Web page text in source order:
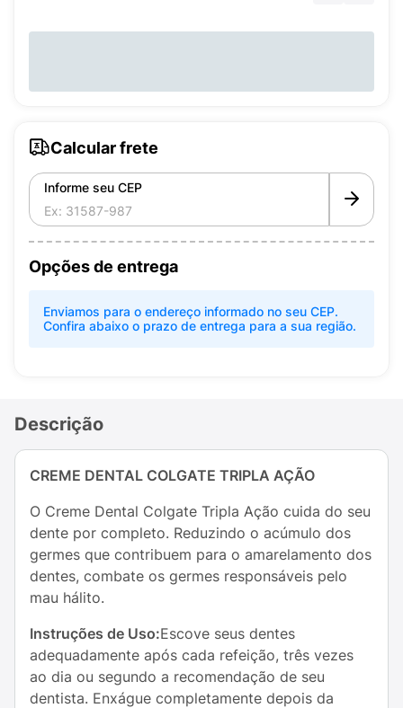
Calcular frete
Informe seu CEP
Opções de entrega
Enviamos para o endereço informado no seu CEP.
Confira abaixo o prazo de entrega para a sua região.
Descrição
CREME DENTAL COLGATE TRIPLA AÇÃO
O Creme Dental Colgate Tripla Ação cuida do seu
dente por completo. Reduzindo o acúmulo dos
germes que contribuem para o amarelamento dos
dentes, combate os germes responsáveis pelo
mau hálito.
Instruções de Uso:Escove seus dentes
adequadamente após cada refeição, três vezes
ao dia ou segundo a recomendação de seu
dentista. Enxágue completamente depois da